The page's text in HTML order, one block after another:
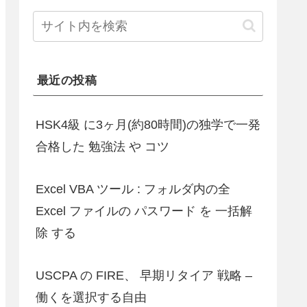
最近の投稿
HSK4級 に3ヶ月(約80時間)の独学で一発
合格した 勉強法 や コツ
Excel VBA ツール : フォルダ内の全
Excel ファイルの パスワード を 一括解
除 する
USCPA の FIRE、 早期リタイア 戦略 –
働くを選択する自由